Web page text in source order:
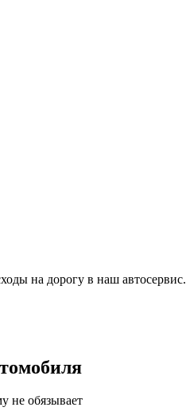
на дорогу в наш автосервис.
не обязывает